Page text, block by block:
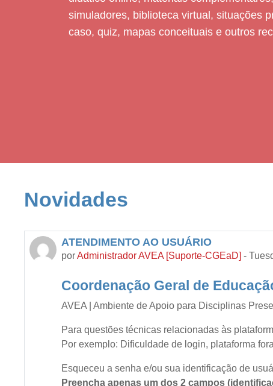
simuladores, biblioteca virtual, situações
caso, quiz, mapas conceituais e outros
Novidades
ATENDIMENTO AO USUÁRIO
porAdministrador AVEA [Suporte-CGEaD] -
Coordenação Geral de
AVEA | Ambiente de Apoio para Disciplinas
Para questões técnicas relacionadas às
Por exemplo: Dificuldade de login, plataforma
Esqueceu a senha e/ou sua identificação de
Preencha apenas um dos 2 campos